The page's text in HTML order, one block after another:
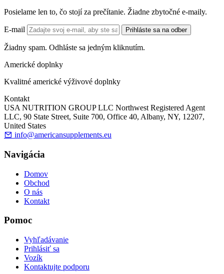
Posielame len to, čo stojí za prečítanie. Žiadne zbytočné e-maily.
E-mail Prihláste sa na odber
Žiadny spam. Odhláste sa jedným kliknutím.
Americké doplnky
Kvalitné americké výživové doplnky
Kontakt
USA NUTRITION GROUP LLC Northwest Registered Agent
LLC, 90 State Street, Suite 700, Office 40, Albany, NY, 12207,
United States
info@americansupplements.eu
Navigácia
Domov
Obchod
O nás
Kontakt
Pomoc
Vyhľadávanie
Prihlásiť sa
Vozík
Kontaktujte podporu